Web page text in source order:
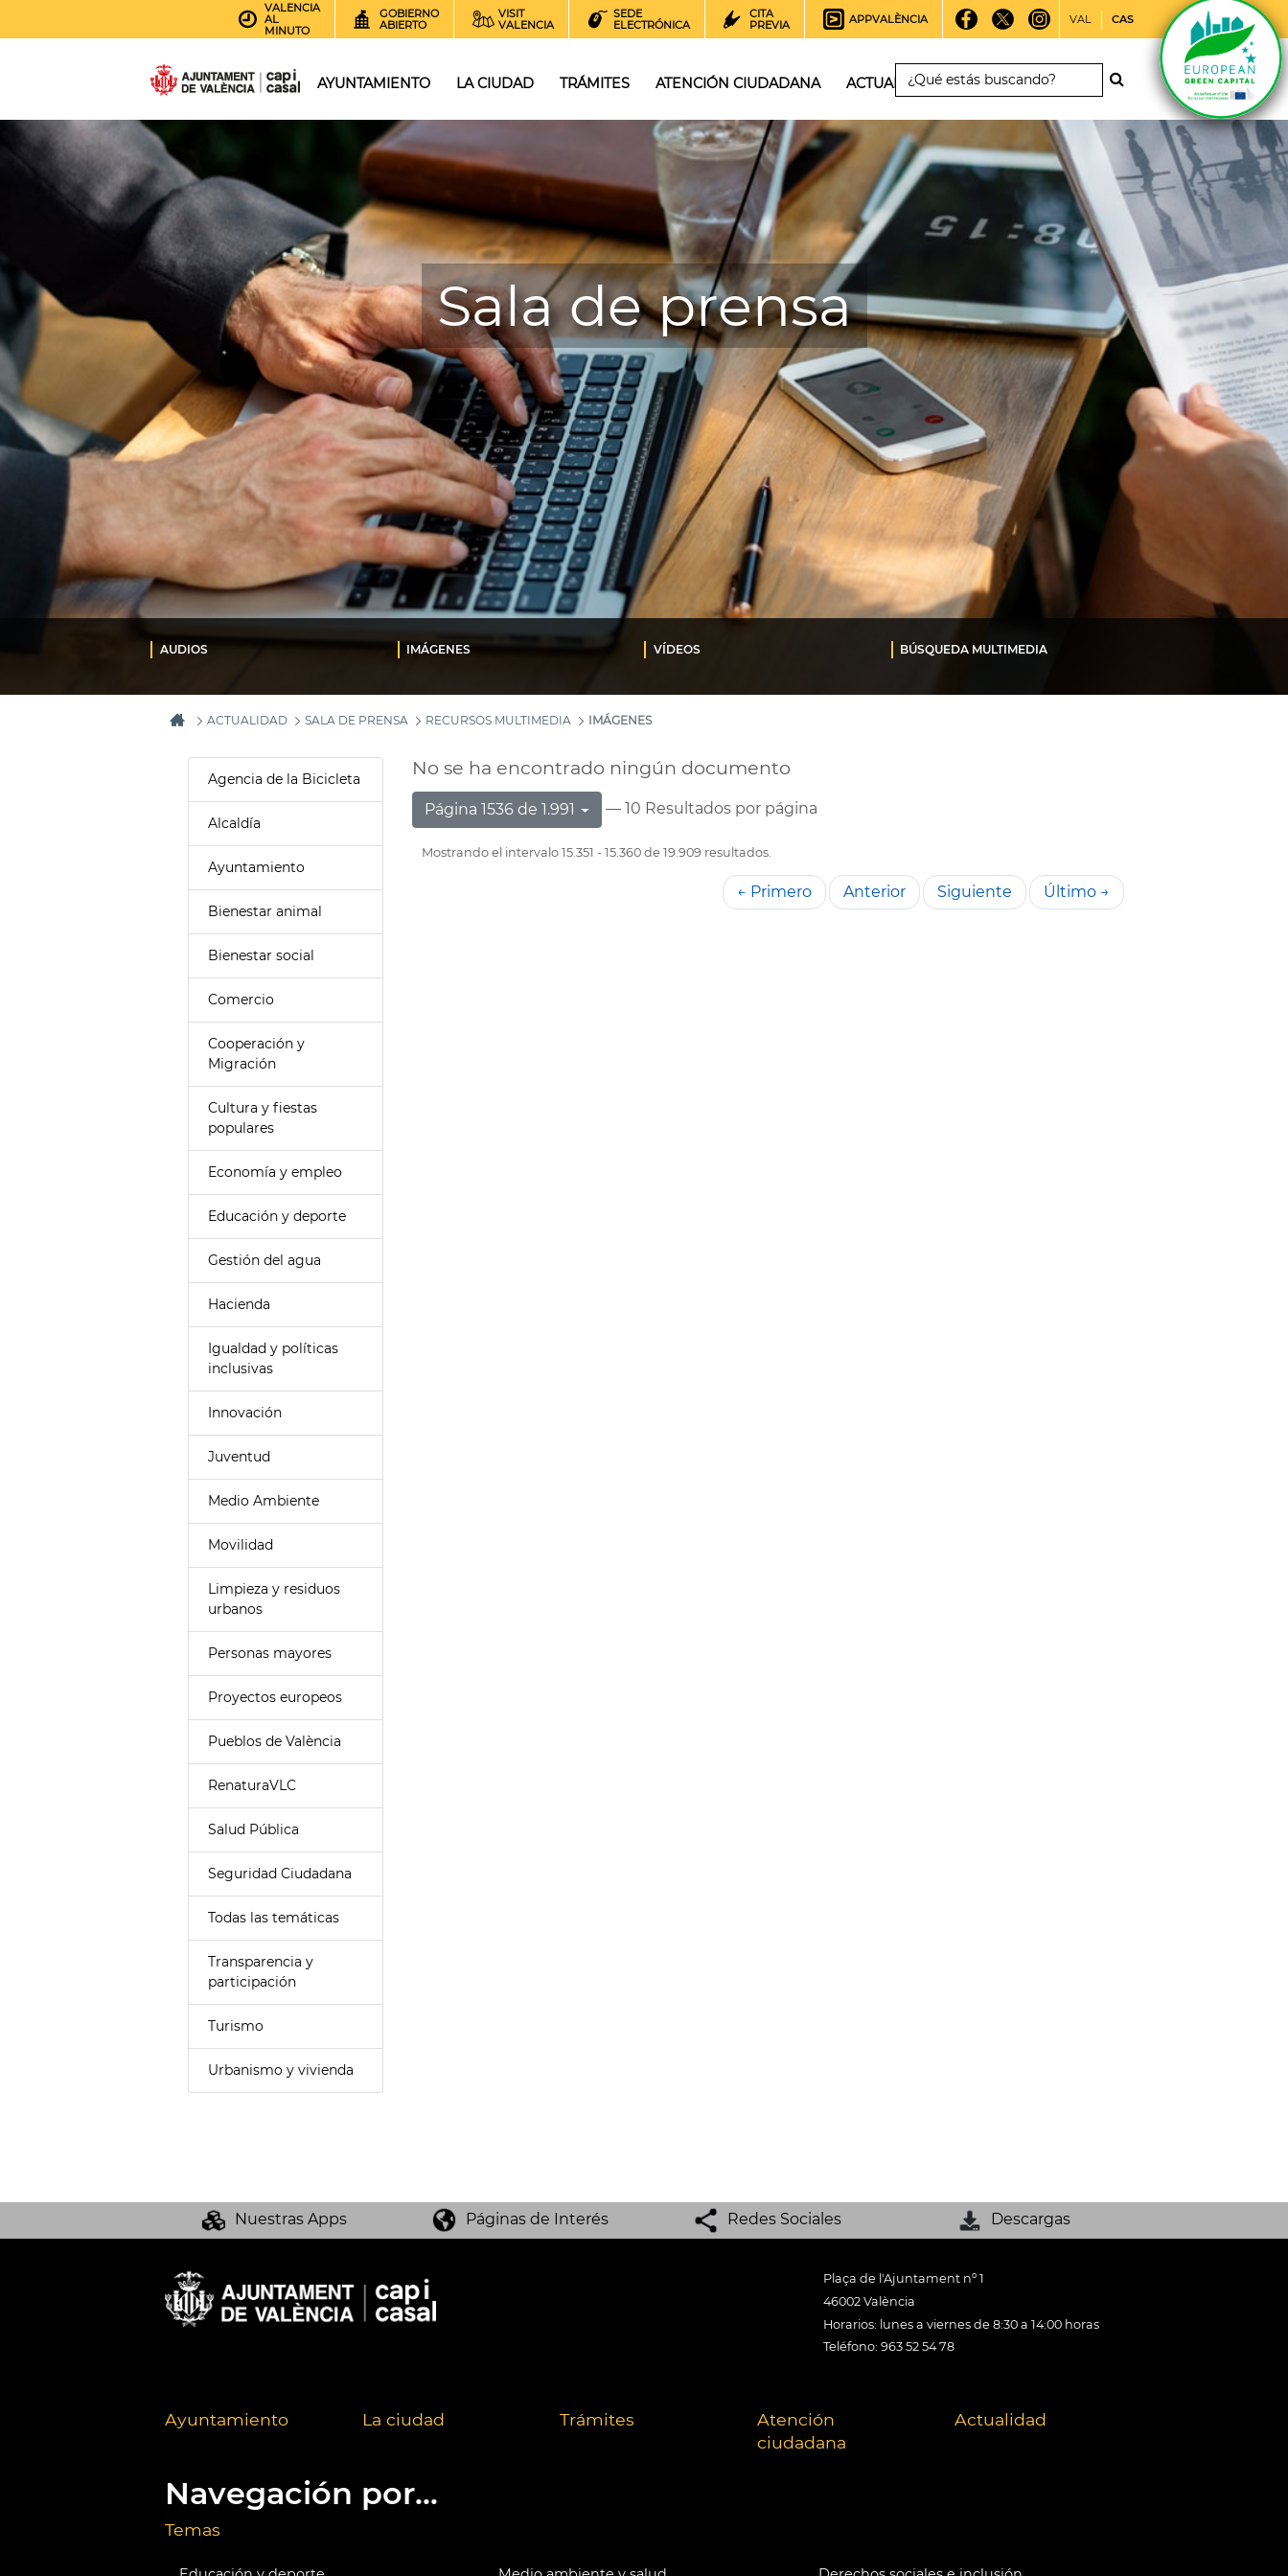
VALENCIA
AL
MINUTO
GOBIERNO
ABIERTO
VISIT
VALENCIA
SEDE
ELECTRÓNICA
CITA
PREVIA
APPVALÈNCIA VAL CAS
AYUNTAMIENTO LA CIUDAD TRÁMITES ATENCIÓN CIUDADANA ACTUALIDAD
Sala de prensa
AUDIOS IMÁGENES VÍDEOS BÚSQUEDA MULTIMEDIA
ACTUALIDAD SALA DE PRENSA RECURSOS MULTIMEDIA IMÁGENES
Agencia de la Bicicleta
Alcaldía
Ayuntamiento
Bienestar animal
Bienestar social
Comercio
Cooperación y
Migración
Cultura y fiestas
populares
Economía y empleo
Educación y deporte
Gestión del agua
Hacienda
Igualdad y políticas
inclusivas
Innovación
Juventud
Medio Ambiente
Movilidad
Limpieza y residuos
urbanos
Personas mayores
Proyectos europeos
Pueblos de València
RenaturaVLC
Salud Pública
Seguridad Ciudadana
Todas las temáticas
Transparencia y
participación
Turismo
Urbanismo y vivienda
No se ha encontrado ningún documento
Página 1536 de 1.991 — 10 Resultados por página
Mostrando el intervalo 15.351 - 15.360 de 19.909 resultados.
← Primero Anterior Siguiente Último →
Nuestras Apps Páginas de Interés Redes Sociales Descargas
Plaça de l'Ajuntament nº 1
46002 València
Horarios: lunes a viernes de 8:30 a 14:00 horas
Teléfono: 963 52 54 78
Ayuntamiento La ciudad Trámites
Atención
ciudadana
Actualidad
Navegación por...
Temas